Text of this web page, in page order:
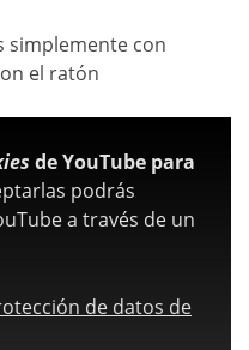
simplemente con
el ratón
de YouTube para
podrás
a través de un
de datos de